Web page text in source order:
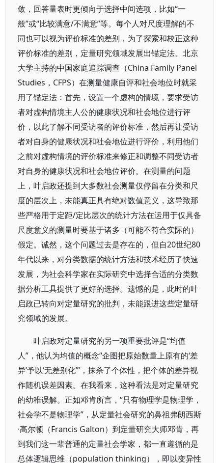
敛，回答量表时更倾向于选择中间选项，比如“一
般”或“比较满意/不满意”等。每个人对尺度理解的不
同也可以视为评价标准的差别，为了探索和校正这种
评价标准的差别，定量研究领域发展出锚定法。北京
大学主持的中国家庭追踪调查（China Family Panel
Studies，CFPS）在测量健康自评和社会地位时就采
用了锚定法：首先，设置一个虚构的情境，要求受访
者对虚构情境主人公的健康状况和社会地位进行评
价，以此了解不同受访者的评价标准，然后再让受访
者对自身的健康状况和社会地位进行评价，利用他们
之前对虚构情境的评价标准来修正和调整不同受访者
对自身的健康状况和社会地位评价。在测量的问题
上，叶启政还提到大多数社会测量仅停留在分类和尺
度的层次上，未能真正具有绝对数值意义，这导致那
些严格用于定距/定比层次的统计方法在运用于仅具备
尺度意义的测量时要基于诸多（可能不符合实际的）
假定。诚然，这个问题过去是存在的，但自20世纪80
年代以来，对分类数据的统计方法和技术经历了快速
发展，为社会科学家在实际研究中选择合适的分类数
据分析工具提供了更好的选择。遗憾的是，此时的叶
启政已转向对定量研究的批判，未能跟进这些定量研
究领域的发展。
叶启政对定量研究的另一项重要批评是“均值
人”，他认为均值的概念“企图把原始数量上原有的‘差
异’予以‘无差别化’”，抹杀了个体性，把个体的差异视
作随机误差因素。在我看来，这种看法是对定量研究
的幼稚误解。正如邓肯所言，“只有物理学是物理学，
社会学不是物理学”，从定量社会研究的鼻祖弗朗西斯
·高尔顿（Francis Galton）到定量研究大师邓肯，再
到我们这一辈普通的定量社会学家，都一直遵循的是
总体逻辑思维（population thinking），即以变异性